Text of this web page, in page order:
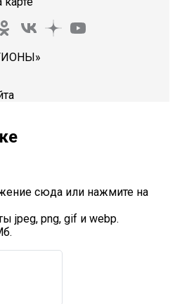
сюда или нажмите на
jpeg, png, gif и webp.